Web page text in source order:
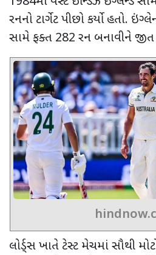
રનનો ટાર્ગેટ પીછો કર્યો હતો.
સામે ફક્ત 282 રન બનાવીને
લોર્ડ્સ ખાતે ટેસ્ટ મેચમાં સૌથી